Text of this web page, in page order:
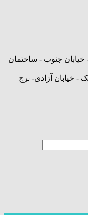
خیابان جنوب - ساختمان
- خیابان آزادی- برج